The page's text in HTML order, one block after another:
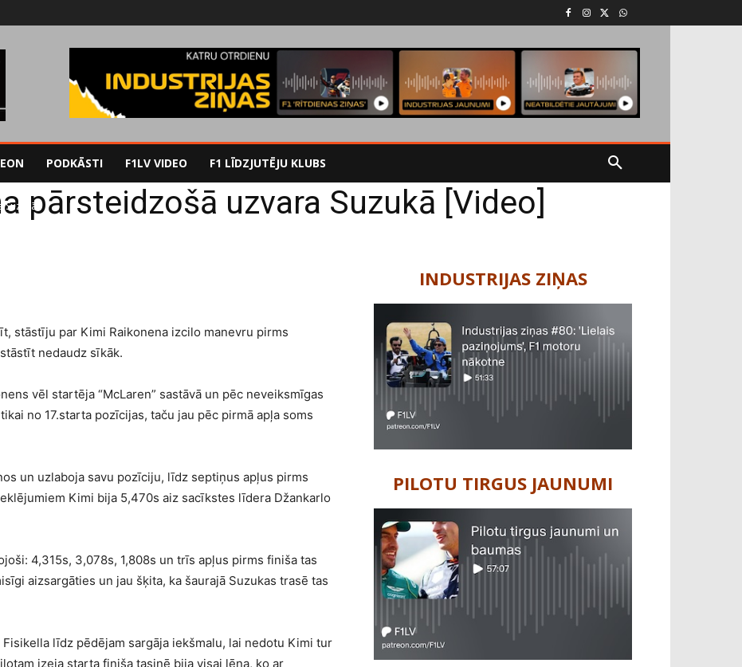
PODKĀSTI F1LV VIDEO F1 LĪDZJUTĒJU KLUBS
Suzukāpārsteidzošā uzvara Suzukā [Video]
stāstīju par Kimi Raikonena izcilo manevru pirms
nedaudz sīkāk.
vēl startēja “McLaren” sastāvā un pēc neveiksmīgas
no 17.starta pozīcijas, taču jau pēc pirmā apļa soms
un uzlaboja savu pozīciju, līdz septiņus apļus pirms
Kimi bija 5,470s aiz sacīkstes līdera Džankarlo
4,315s, 3,078s, 1,808s un trīs apļus pirms finiša tas
aizsargāties un jau šķita, ka šaurajā Suzukas trasē tas
līdz pēdējam sargāja iekšmalu, lai nedotu Kimi tur
izeja starta finiša tasinē bija visai lēna, ko ar
INDUSTRIJAS ZIŅAS
PILOTU TIRGUS JAUNUMI